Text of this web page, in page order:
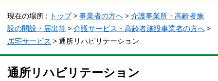
現在の場所 : トップ> 事業者の方へ > 介護事業所・高齢者施
設の開設・届出等 > 介護サービス・高齢者施設事業者の方へ >
居宅サービス > 通所リハビリテーション
通所リハビリテーション